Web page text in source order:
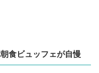
食ビュッフェが自慢